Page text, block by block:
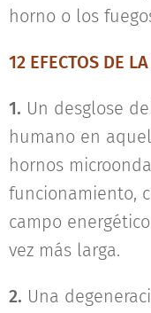
horno o los
12 EFECTOS DE
1. Un desglose
humano en
hornos
funcionamiento,
campo
vez más larga.
2. Una